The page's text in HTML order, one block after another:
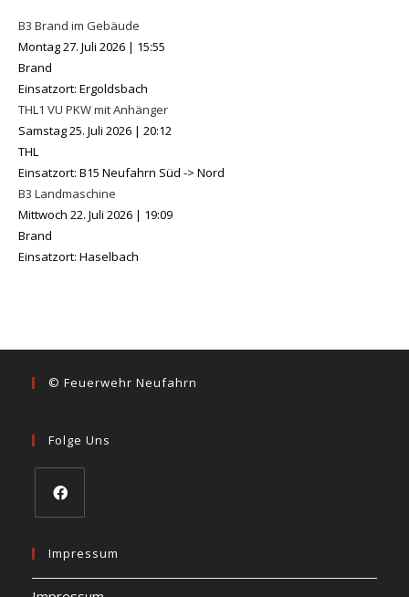
B3 Brand im Gebäude
Montag 27. Juli 2026 | 15:55
Brand
Einsatzort: Ergoldsbach
THL1 VU PKW mit Anhänger
Samstag 25. Juli 2026 | 20:12
THL
Einsatzort: B15 Neufahrn Süd -> Nord
B3 Landmaschine
Mittwoch 22. Juli 2026 | 19:09
Brand
Einsatzort: Haselbach
© Feuerwehr Neufahrn
Folge Uns
Impressum